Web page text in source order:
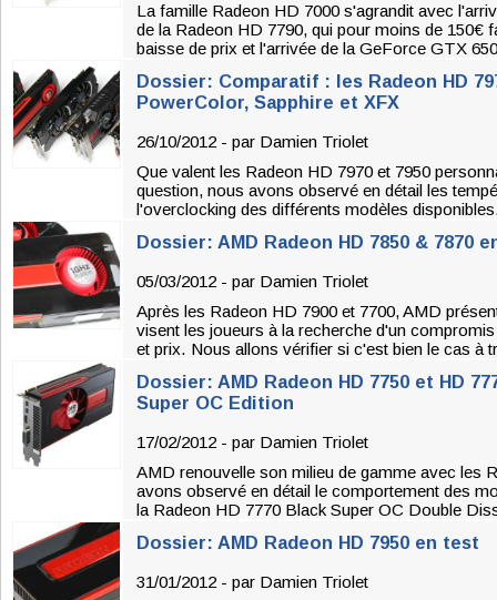
La famille Radeon HD 7000 s'agrandit avec
de la Radeon HD 7790, qui pour moins de 150€
baisse de prix et l'arrivée de la GeForce GTX
Dossier: Comparatif : les Radeon HD
PowerColor, Sapphire et XFX
26/10/2012 - par Damien Triolet
Que valent les Radeon HD 7970 et 7950
question, nous avons observé en détail les
l'overclocking des différents modèles
Dossier: AMD Radeon HD 7850 & 7870
05/03/2012 - par Damien Triolet
Après les Radeon HD 7900 et 7700, AMD
visent les joueurs à la recherche d'un
et prix. Nous allons vérifier si c'est bien le cas à
Dossier: AMD Radeon HD 7750 et HD
Super OC Edition
17/02/2012 - par Damien Triolet
AMD renouvelle son milieu de gamme avec les
avons observé en détail le comportement des
la Radeon HD 7770 Black Super OC Double
Dossier: AMD Radeon HD 7950 en test
31/01/2012 - par Damien Triolet